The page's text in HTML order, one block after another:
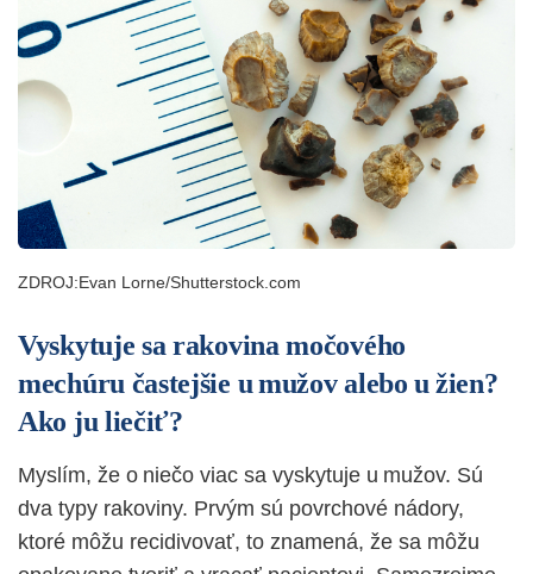
ZDROJ:Evan Lorne/Shutterstock.com
Vyskytuje sa rakovina močového
mechúru častejšie u mužov alebo u žien?
Ako ju liečiť?
Myslím, že o niečo viac sa vyskytuje u mužov. Sú
dva typy rakoviny. Prvým sú povrchové nádory,
ktoré môžu recidivovať, to znamená, že sa môžu